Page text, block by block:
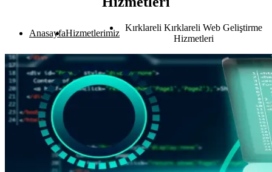
AnasayfaHizmetlerimiz
Kırklareli Kırklareli Web Geliştirme
Hizmetleri